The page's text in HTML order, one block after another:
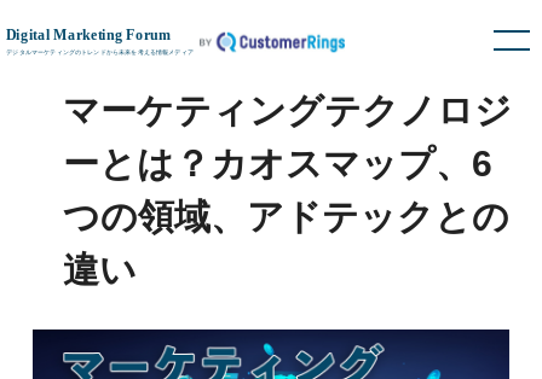
マーケティングテクノロジ
ーとは？カオスマップ、6
つの領域、アドテックとの
違い